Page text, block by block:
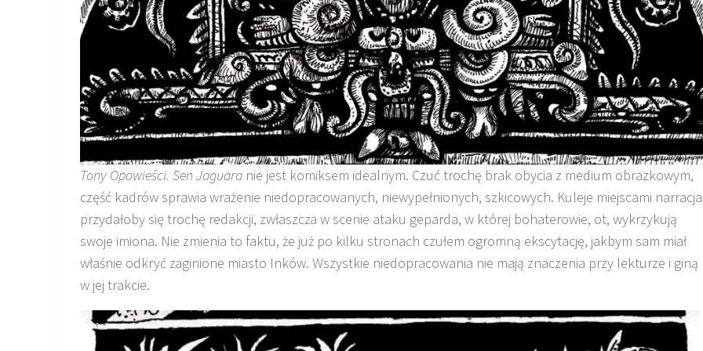
Tony Opowieści. Sen Jaguara nie jest komiksem idealnym. Czuć trochę brak obycia z medium obrazkowym,
część kadrów sprawia wrażenie niedopracowanych, niewypełnionych, szkicowych. Kuleje miejscami
przydałoby się trochę redakcji, zwłaszcza w scenie ataku geparda, w której bohaterowie, ot, wykrzykują
swoje imiona. Nie zmienia to faktu, że już po kilku stronach czułem ogromną ekscytację, jakbym sam miał
właśnie odkryć zaginione miasto Inków. Wszystkie niedopracowania nie mają znaczenia przy lekturze i giną
w jej trakcie.